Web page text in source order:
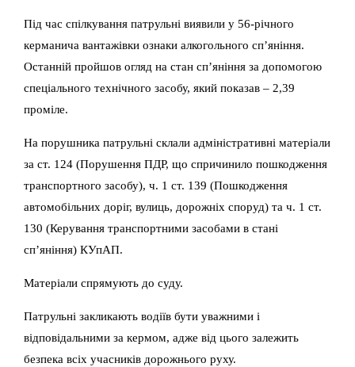
Під час спілкування патрульні виявили у 56-річного
керманича вантажівки ознаки алкогольного сп’яніння.
Останній пройшов огляд на стан сп’яніння за допомогою
спеціального технічного засобу, який показав – 2,39
проміле.
На порушника патрульні склали адміністративні матеріали
за ст. 124 (Порушення ПДР, що спричинило пошкодження
транспортного засобу), ч. 1 ст. 139 (Пошкодження
автомобільних доріг, вулиць, дорожніх споруд) та ч. 1 ст.
130 (Керування транспортними засобами в стані
сп’яніння) КУпАП.
Матеріали спрямують до суду.
Патрульні закликають водіїв бути уважними і
відповідальними за кермом, адже від цього залежить
безпека всіх учасників дорожнього руху.